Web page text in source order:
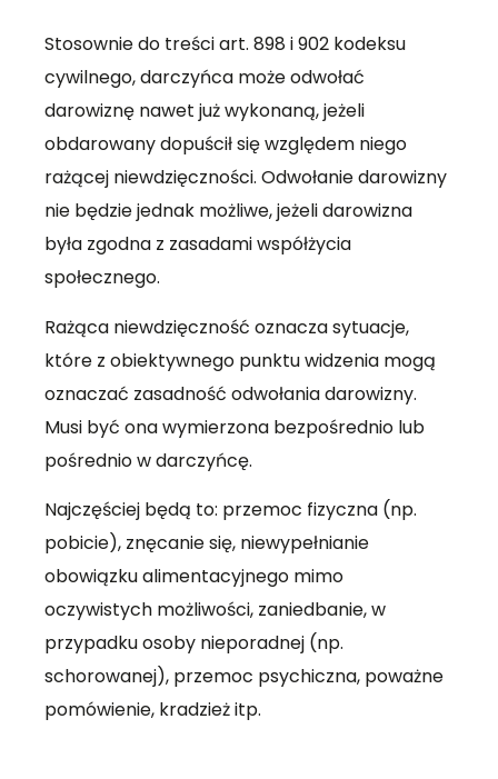
Stosownie do treści art. 898 i 902 kodeksu
cywilnego, darczyńca może odwołać
darowiznę nawet już wykonaną, jeżeli
obdarowany dopuścił się względem niego
rażącej niewdzięczności. Odwołanie darowizny
nie będzie jednak możliwe, jeżeli darowizna
była zgodna z zasadami współżycia
społecznego.
Rażąca niewdzięczność oznacza sytuacje,
które z obiektywnego punktu widzenia mogą
oznaczać zasadność odwołania darowizny.
Musi być ona wymierzona bezpośrednio lub
pośrednio w darczyńcę.
Najczęściej będą to: przemoc fizyczna (np.
pobicie), znęcanie się, niewypełnianie
obowiązku alimentacyjnego mimo
oczywistych możliwości, zaniedbanie, w
przypadku osoby nieporadnej (np.
schorowanej), przemoc psychiczna, poważne
pomówienie, kradzież itp.